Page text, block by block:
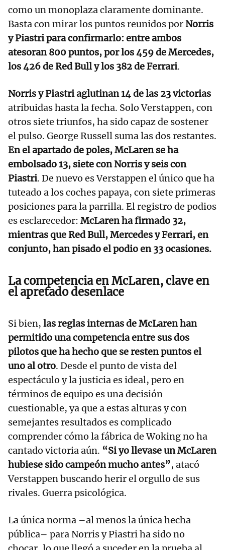
como un monoplaza claramente dominante.
Basta con mirar los puntos reunidos por Norris
y Piastri para confirmarlo: entre ambos
atesoran 800 puntos, por los 459 de Mercedes,
los 426 de Red Bull y los 382 de Ferrari.
Norris y Piastri aglutinan 14 de las 23 victorias
atribuidas hasta la fecha. Solo Verstappen, con
otros siete triunfos, ha sido capaz de sostener
el pulso. George Russell suma las dos restantes.
En el apartado de poles, McLaren se ha
embolsado 13, siete con Norris y seis con
Piastri. De nuevo es Verstappen el único que ha
tuteado a los coches papaya, con siete primeras
posiciones para la parrilla. El registro de podios
es esclarecedor: McLaren ha firmado 32,
mientras que Red Bull, Mercedes y Ferrari, en
conjunto, han pisado el podio en 33 ocasiones.
La competencia en McLaren, clave en
el apretado desenlace
Si bien, las reglas internas de McLaren han
permitido una competencia entre sus dos
pilotos que ha hecho que se resten puntos el
uno al otro. Desde el punto de vista del
espectáculo y la justicia es ideal, pero en
términos de equipo es una decisión
cuestionable, ya que a estas alturas y con
semejantes resultados es complicado
comprender cómo la fábrica de Woking no ha
cantado victoria aún. “Si yo llevase un McLaren
hubiese sido campeón mucho antes”, atacó
Verstappen buscando herir el orgullo de sus
rivales. Guerra psicológica.
La única norma –al menos la única hecha
pública– para Norris y Piastri ha sido no